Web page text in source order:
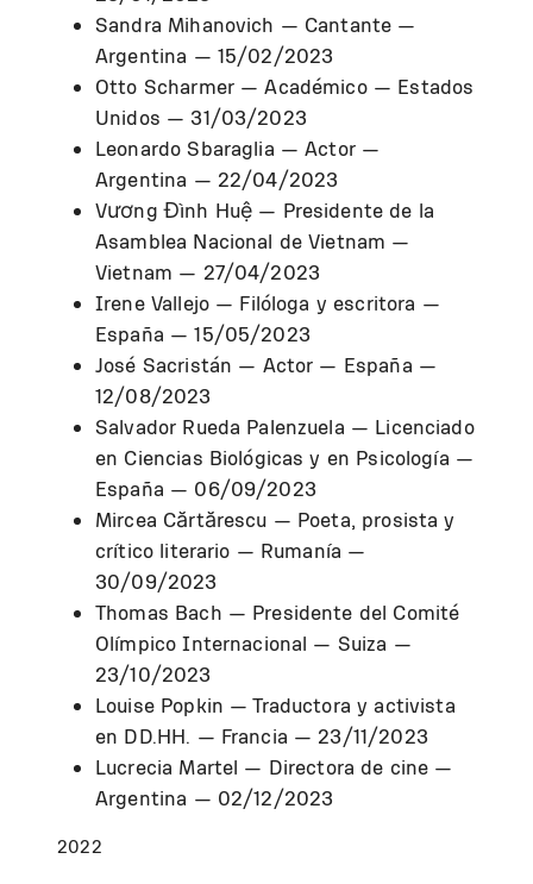
Sandra Mihanovich — Cantante —
Argentina — 15/02/2023
Otto Scharmer — Académico — Estados
Unidos — 31/03/2023
Leonardo Sbaraglia — Actor —
Argentina — 22/04/2023
Vương Đình Huệ — Presidente de la
Asamblea Nacional de Vietnam —
Vietnam — 27/04/2023
Irene Vallejo — Filóloga y escritora —
España — 15/05/2023
José Sacristán — Actor — España —
12/08/2023
Salvador Rueda Palenzuela — Licenciado
en Ciencias Biológicas y en Psicología —
España — 06/09/2023
Mircea Cărtărescu — Poeta, prosista y
crítico literario — Rumanía —
30/09/2023
Thomas Bach — Presidente del Comité
Olímpico Internacional — Suiza —
23/10/2023
Louise Popkin — Traductora y activista
en DD.HH. — Francia — 23/11/2023
Lucrecia Martel — Directora de cine —
Argentina — 02/12/2023
2022